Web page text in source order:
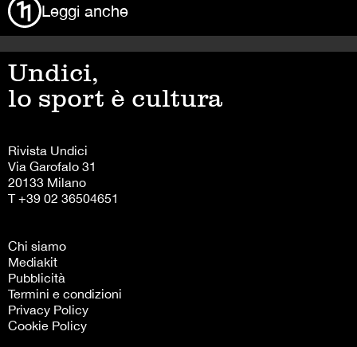
Leggi anche
Undici,
lo sport è cultura
Rivista Undici
Via Garofalo 31
20133 Milano
T +39 02 36504651
Chi siamo
Mediakit
Pubblicità
Termini e condizioni
Privacy Policy
Cookie Policy